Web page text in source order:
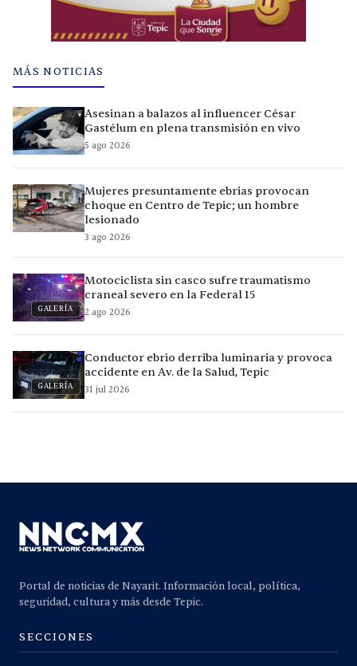
MÁS NOTICIAS
Asesinan a balazos al influencer César
Gastélum en plena transmisión en vivo
5 ago 2026
Mujeres presuntamente ebrias provocan
choque en Centro de Tepic; un hombre
lesionado
3 ago 2026
GALERÍA
Motociclista sin casco sufre traumatismo
craneal severo en la Federal 15
2 ago 2026
GALERÍA
Conductor ebrio derriba luminaria y provoca
accidente en Av. de la Salud, Tepic
31 jul 2026
Portal de noticias de Nayarit. Información local, política,
seguridad, cultura y más desde Tepic.
SECCIONES